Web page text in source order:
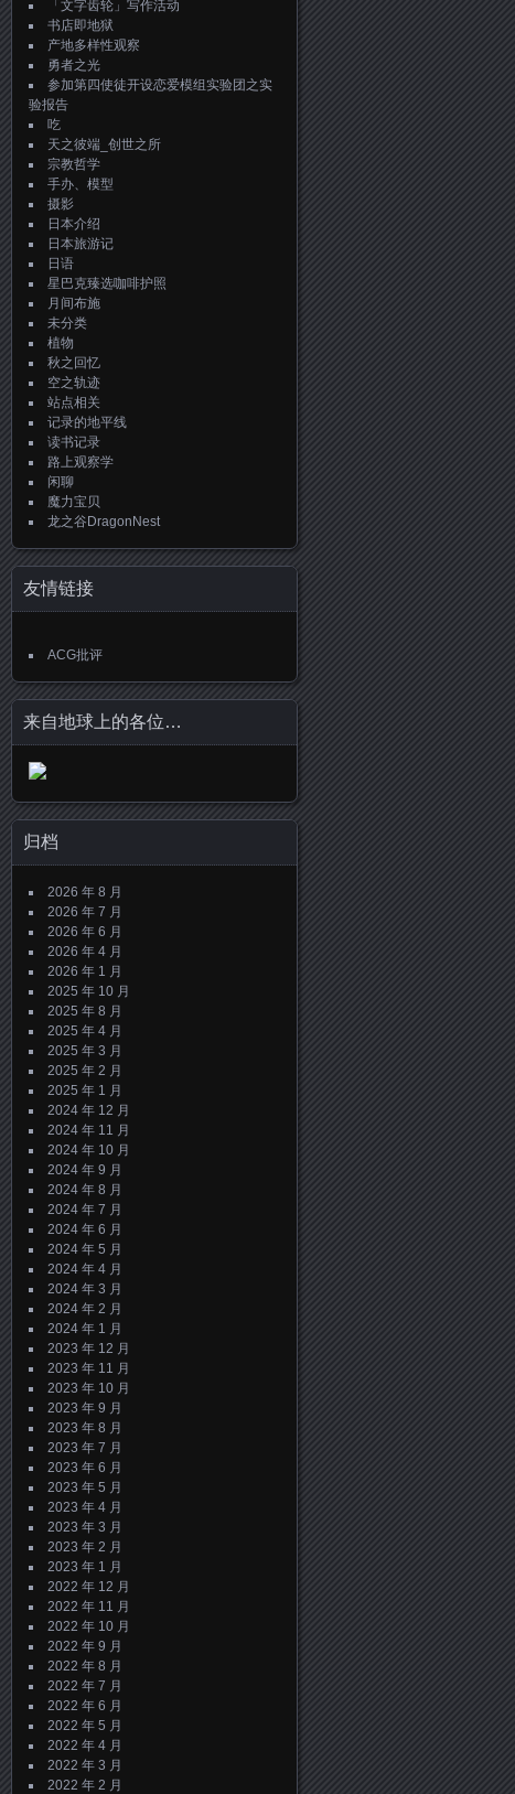
「文字齿轮」写作活动
书店即地狱
产地多样性观察
勇者之光
参加第四使徒开设恋爱模组实验团之实
验报告
吃
天之彼端_创世之所
宗教哲学
手办、模型
摄影
日本介绍
日本旅游记
日语
星巴克臻选咖啡护照
月间布施
未分类
植物
秋之回忆
空之轨迹
站点相关
记录的地平线
读书记录
路上观察学
闲聊
魔力宝贝
龙之谷DragonNest
友情链接
ACG批评
来自地球上的各位…
归档
2026 年 8 月
2026 年 7 月
2026 年 6 月
2026 年 4 月
2026 年 1 月
2025 年 10 月
2025 年 8 月
2025 年 4 月
2025 年 3 月
2025 年 2 月
2025 年 1 月
2024 年 12 月
2024 年 11 月
2024 年 10 月
2024 年 9 月
2024 年 8 月
2024 年 7 月
2024 年 6 月
2024 年 5 月
2024 年 4 月
2024 年 3 月
2024 年 2 月
2024 年 1 月
2023 年 12 月
2023 年 11 月
2023 年 10 月
2023 年 9 月
2023 年 8 月
2023 年 7 月
2023 年 6 月
2023 年 5 月
2023 年 4 月
2023 年 3 月
2023 年 2 月
2023 年 1 月
2022 年 12 月
2022 年 11 月
2022 年 10 月
2022 年 9 月
2022 年 8 月
2022 年 7 月
2022 年 6 月
2022 年 5 月
2022 年 4 月
2022 年 3 月
2022 年 2 月